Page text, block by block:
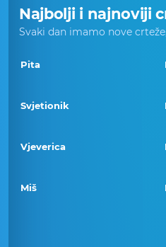
Najbolji i najnoviji
Svaki dan imamo nove
Pita
Svjetionik
Vjeverica
Miš